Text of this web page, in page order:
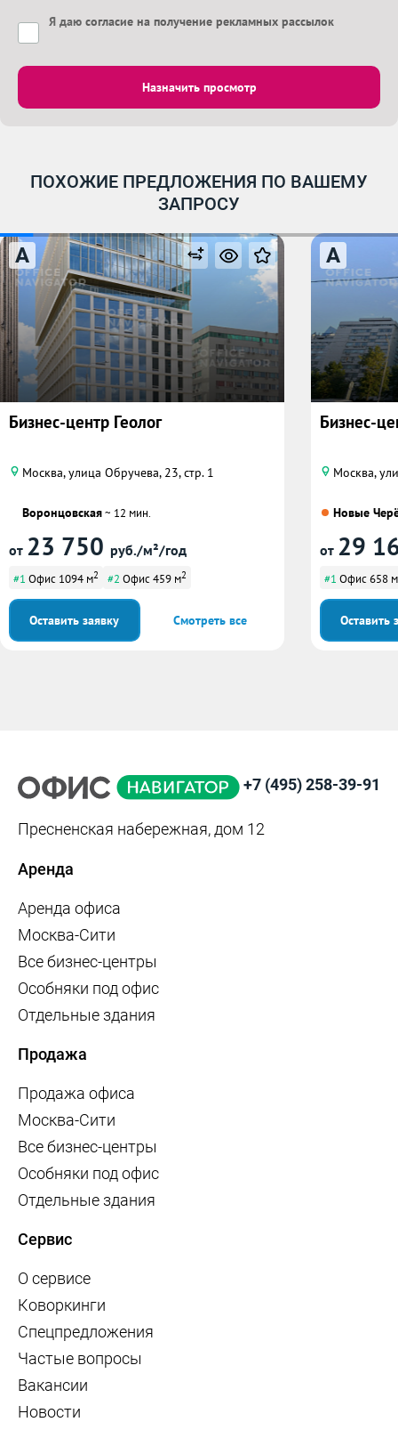
Я даю согласие на получение рекламных рассылок
Назначить просмотр
ПОХОЖИЕ ПРЕДЛОЖЕНИЯ ПО ВАШЕМУ
ЗАПРОСУ
A
Бизнес-центр Геолог
Москва, улица Обручева, 23, стр. 1
Воронцовская~ 12 мин.
от 23 750 руб./м²/год
#1 Офис 1094 м2 #2 Офис 459 м2
Оставить заявку Смотреть все
A
Бизнес-
Москва,
Новые
от 29
#1 Офис 658 м
Оставить
+7 (495) 258-39-91
Пресненская набережная, дом 12
Аренда
Аренда офиса
Москва-Сити
Все бизнес-центры
Особняки под офис
Отдельные здания
Продажа
Продажа офиса
Москва-Сити
Все бизнес-центры
Особняки под офис
Отдельные здания
Сервис
О сервисе
Коворкинги
Спецпредложения
Частые вопросы
Вакансии
Новости